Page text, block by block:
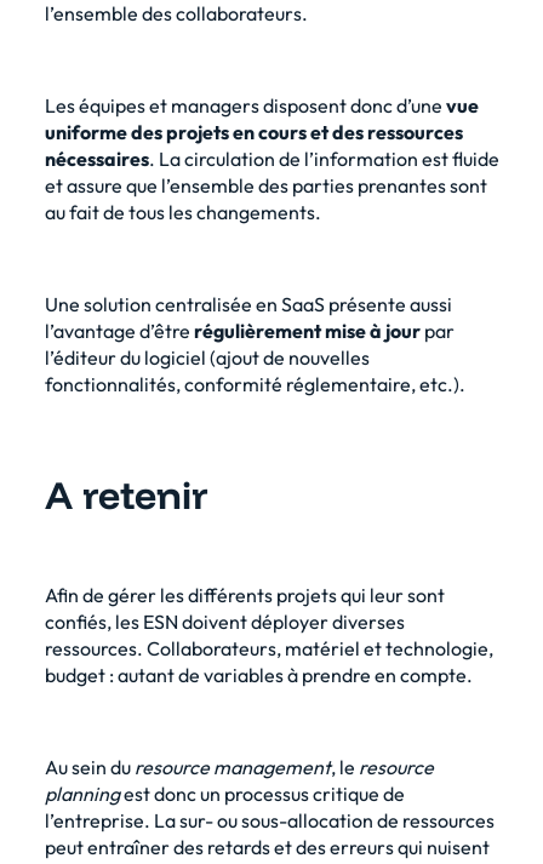
l’ensemble des collaborateurs.
Les équipes et managers disposent donc d’une vue
uniforme des projets en cours et des ressources
nécessaires. La circulation de l’information est fluide
et assure que l’ensemble des parties prenantes sont
au fait de tous les changements.
Une solution centralisée en SaaS présente aussi
l’avantage d’être régulièrement mise à jourpar
l’éditeur du logiciel (ajout de nouvelles
fonctionnalités, conformité réglementaire, etc.).
A retenir
Afin de gérer les différents projets qui leur sont
confiés, les ESN doivent déployer diverses
ressources. Collaborateurs, matériel et technologie,
budget : autant de variables à prendre en compte.
Au sein du resource management, le resource
planningest donc un processus critique de
l’entreprise. La sur- ou sous-allocation de ressources
peut entraîner des retards et des erreurs qui nuisent